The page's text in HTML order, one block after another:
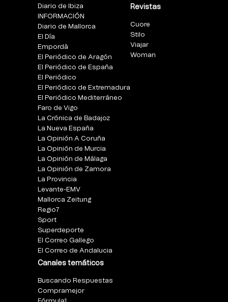
Diario de Ibiza
INFORMACIÓN
Diario de Mallorca
El Día
Empordà
El Periódico de Aragón
El Periódico de España
El Periódico
El Periódico de Extremadura
El Periódico Mediterráneo
Faro de Vigo
La Crónica de Badajoz
La Nueva España
La Opinión A Coruña
La Opinión de Murcia
La Opinión de Málaga
La Opinión de Zamora
La Provincia
Levante-EMV
Mallorca Zeitung
Regio7
Sport
Superdeporte
El Correo Gallego
El Correo de Andalucia
Canales temáticos
Buscando Respuestas
Compramejor
Revistas
Cuore
Stilo
Viajar
Woman